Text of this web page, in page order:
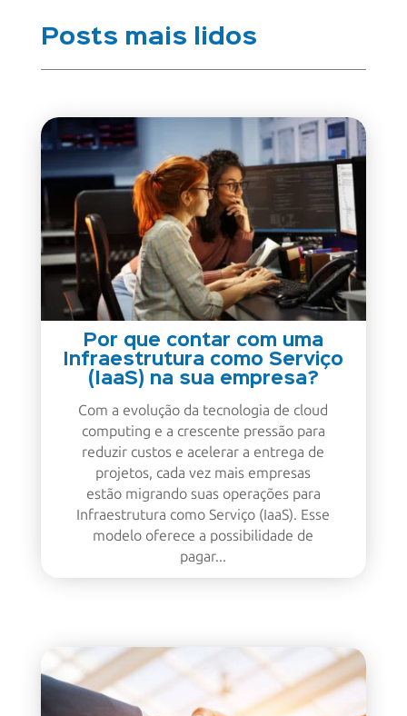
Posts mais lidos
Por que contar com uma
Infraestrutura como Serviço
(IaaS) na sua empresa?
Com a evolução da tecnologia de cloud
computing e a crescente pressão para
reduzir custos e acelerar a entrega de
projetos, cada vez mais empresas
estão migrando suas operações para
Infraestrutura como Serviço (IaaS). Esse
modelo oferece a possibilidade de